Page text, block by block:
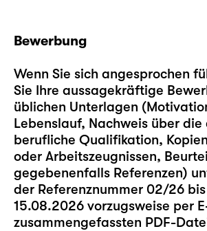
Bewerbung
Wenn Sie sich angesprochen
Sie Ihre aussagekräftige
üblichen Unterlagen
Lebenslauf, Nachweis über
berufliche Qualifikation,
oder Arbeitszeugnissen,
gegebenenfalls Referenzen)
der Referenznummer 02/26
15.08.2026 vorzugsweise per
zusammengefassten PDF-